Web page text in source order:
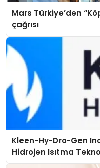
Mars Türkiye’den
çağrısı
Kleen-Hy-Dro-Gen
Hidrojen Isıtma
Düzenleyici